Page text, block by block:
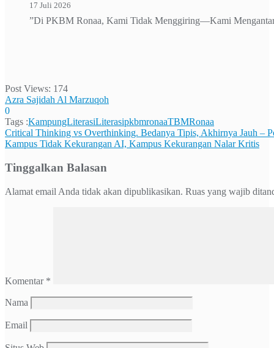
17 Juli 2026
”Di PKBM Ronaa, Kami Tidak Menggiring—Kami
Post Views: 174
Azra Sajidah Al Marzuqoh
0
Tags :KampungLiterasiLiterasipkbmronaaTBMRonaa
Navigasi
pos
Critical Thinking vs Overthinking. Bedanya Tipis, Akhirnya Jauh –
Kampus Tidak Kekurangan AI, Kampus Kekurangan Nalar Kritis
Tinggalkan Balasan
Alamat email Anda tidak akan dipublikasikan. Ruas yang wajib
Komentar *
Nama
Email